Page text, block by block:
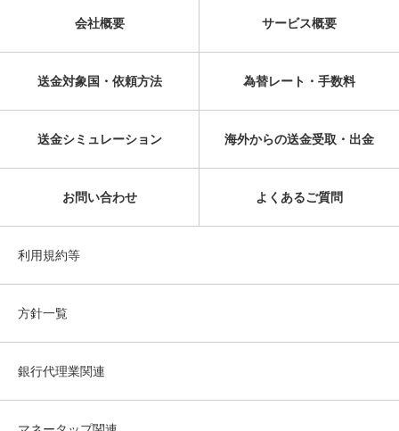
会社概要 サービス概要
送金対象国・依頼方法 為替レート・手数料
送金シミュレーション 海外からの送金受取・出金
お問い合わせ よくあるご質問
利用規約等
方針一覧
銀行代理業関連